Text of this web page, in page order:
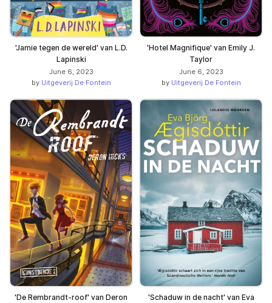
'Jamie tegen de wereld' van L.D.
Lapinski
June 6, 2023
by Uitgeverij De Fontein
'Hotel Magnifique' van Emily J.
Taylor
June 6, 2023
by Uitgeverij De Fontein
'De Rembrandt-roof' van Deron
'Schaduw in de nacht' van Eva